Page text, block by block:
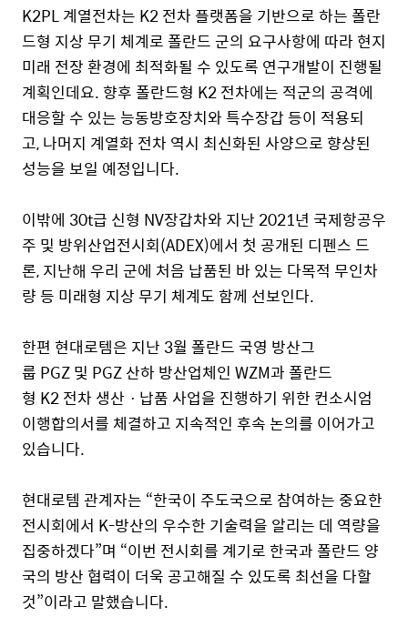
K2PL 계열전차는 K2 전차 플랫폼을 기반으로 하는 폴란
드형 지상 무기 체계로 폴란드 군의 요구사항에 따라 현지
미래 전장 환경에 최적화될 수 있도록 연구개발이 진행될
계획인데요. 향후 폴란드형 K2 전차에는 적군의 공격에
대응할 수 있는 능동방호장치와 특수장갑 등이 적용되
고, 나머지 계열화 전차 역시 최신화된 사양으로 향상된
성능을 보일 예정입니다.
이밖에 30t급 신형 NV장갑차와 지난 2021년 국제항공우
주 및 방위산업전시회(ADEX)에서 첫 공개된 디펜스 드
론, 지난해 우리 군에 처음 납품된 바 있는 다목적 무인차
량 등 미래형 지상 무기 체계도 함께 선보인다.
한편 현대로템은 지난 3월 폴란드 국영 방산그
룹 PGZ 및 PGZ 산하 방산업체인 WZM과 폴란드
형 K2 전차 생산ㆍ납품 사업을 진행하기 위한 컨소시엄
이행합의서를 체결하고 지속적인 후속 논의를 이어가고
있습니다.
현대로템 관계자는 “한국이 주도국으로 참여하는 중요한
전시회에서 K-방산의 우수한 기술력을 알리는 데 역량을
집중하겠다”며 “이번 전시회를 계기로 한국과 폴란드 양
국의 방산 협력이 더욱 공고해질 수 있도록 최선을 다할
것”이라고 말했습니다.